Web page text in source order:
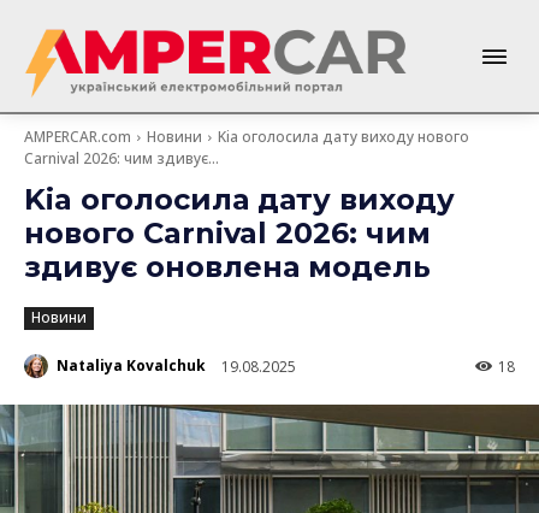
AMPERCAR.com Новини
Kia оголосила дату виходу нового
Carnival 2026: чим здивує...
Kia оголосила дату виходу
нового Carnival 2026: чим
здивує оновлена модель
Новини
Nataliya Kovalchuk 19.08.2025 18